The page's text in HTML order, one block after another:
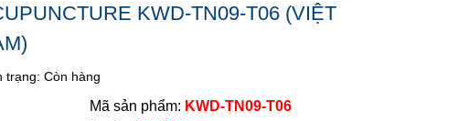
KWD-TN09-T06 (VIỆT
trạng: Còn hàng
sản phẩm: KWD-TN09-T06